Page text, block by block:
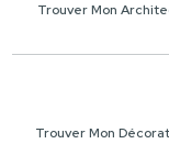
Trouver Mon
Trouver Mon